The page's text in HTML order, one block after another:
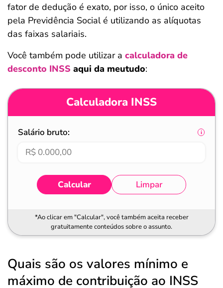
fator de dedução é exato, por isso, o único aceito
pela Previdência Social é utilizando as alíquotas
das faixas salariais.
Você também pode utilizar a calculadora de
desconto INSS aqui da meutudo:
Calculadora INSS
Salário bruto:
Calcular Limpar
*Ao clicar em "Calcular", você também aceita receber
gratuitamente conteúdos sobre o assunto.
Quais são os valores mínimo e
máximo de contribuição ao INSS